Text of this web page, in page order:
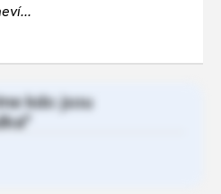
kdo jsou